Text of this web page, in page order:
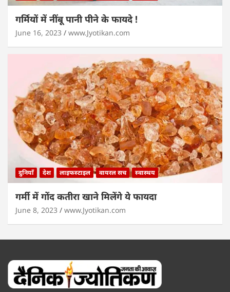
गर्मियों में नींबू पानी पीने के फायदे !
June 16, 2023 www.Jyotikan.com
दुनियाँ देश लाइफस्टाइल वायरल सच स्वास्थय
गर्मी में गोंद कतीरा खाने मिलेंगे ये फायदा
June 8, 2023 www.Jyotikan.com